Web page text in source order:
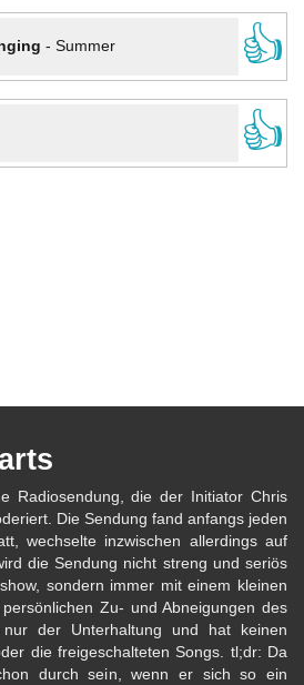
- Summer
👍
👍
Radiosendung, die der Initiator Chris
Die Sendung fand anfangs jeden
wechselte inzwischen allerdings auf
die Sendung nicht streng und seriös
sondern immer mit einem kleinen
Zu- und Abneigungen des
der Unterhaltung und hat keinen
die freigeschalteten Songs. tl;dr: Da
durch sein, wenn er sich so ein